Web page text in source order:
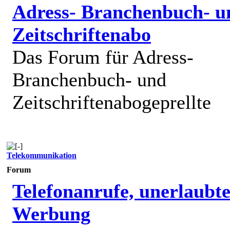
Adress- Branchenbuch-
Zeitschriftenabo
Das Forum für Adress-
Branchenbuch- und
Zeitschriftenabogeprellte
Telekommunikation
Forum
Telefonanrufe, unerlaubte
Werbung